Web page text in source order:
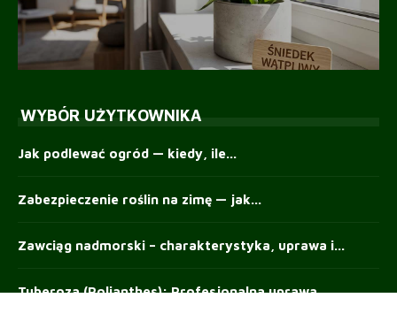
WYBÓR UŻYTKOWNIKA
Jak podlewać ogród — kiedy, ile...
Zabezpieczenie roślin na zimę — jak...
Zawciąg nadmorski – charakterystyka, uprawa i...
Tuberoza (Polianthes): Profesjonalna uprawa,